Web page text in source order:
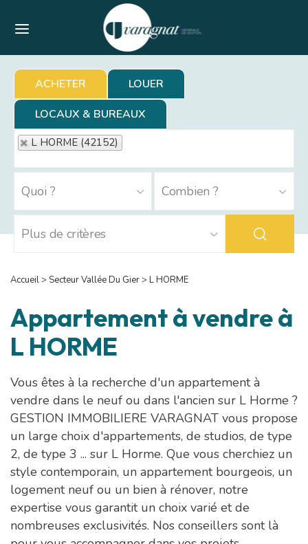
ACHETER
LOUER
LOCAUX & BUREAUX
L HORME (42152)
Accueil> Secteur Vallée Du Gier> L HORME
Appartement à vendre à
L HORME
Vous êtes à la recherche d'un appartement à
vendre dans le neuf ou dans l'ancien sur L Horme ?
GESTION IMMOBILIERE VARAGNAT vous propose
un large choix d'appartements, de studios, de type
2, de type 3 ... sur L Horme. Que vous cherchiez un
style contemporain, un appartement bourgeois, un
logement neuf ou un bien à rénover, notre
expertise vous garantit un choix varié et de
nombreuses exclusivités. Nos conseillers sont là